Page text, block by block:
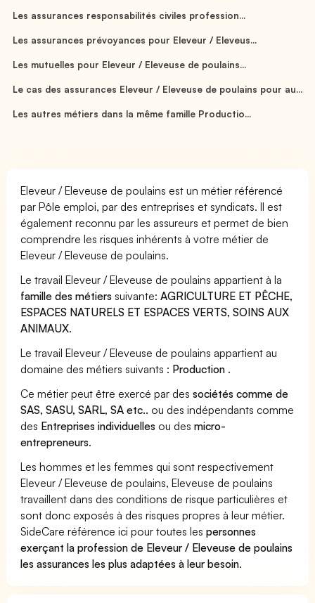
Les assurances responsabilités civiles profession...
Les assurances prévoyances pour Eleveur / Eleveus...
Les mutuelles pour Eleveur / Eleveuse de poulains...
Le cas des assurances Eleveur / Eleveuse de poulains pour au...
Les autres métiers dans la même famille Productio...
Eleveur / Eleveuse de poulains est un métier référencé
par Pôle emploi, par des entreprises et syndicats. Il est
également reconnu par les assureurs et permet de bien
comprendre les risques inhérents à votre métier de
Eleveur / Eleveuse de poulains.
Le travail Eleveur / Eleveuse de poulains appartient à la
famille des métiers suivante:AGRICULTURE ET PÊCHE,
ESPACES NATURELS ET ESPACES VERTS, SOINS AUX
ANIMAUX.
Le travail Eleveur / Eleveuse de poulains appartient au
domaine des métiers suivants : Production .
Ce métier peut être exercé par dessociétés comme de
SAS, SASU, SARL, SA etc.. ou des indépendants comme
des Entreprises individuelles ou desmicro-
entrepreneurs.
Les hommes et les femmes qui sont respectivement
Eleveur / Eleveuse de poulains, Eleveuse de poulains
travaillent dans des conditions de risque particulières et
sont donc exposés à des risques propres à leur métier.
SideCare référence ici pour toutes lespersonnes
exerçant la profession de Eleveur / Eleveuse de poulains
les assurances les plus adaptées à leur besoin.